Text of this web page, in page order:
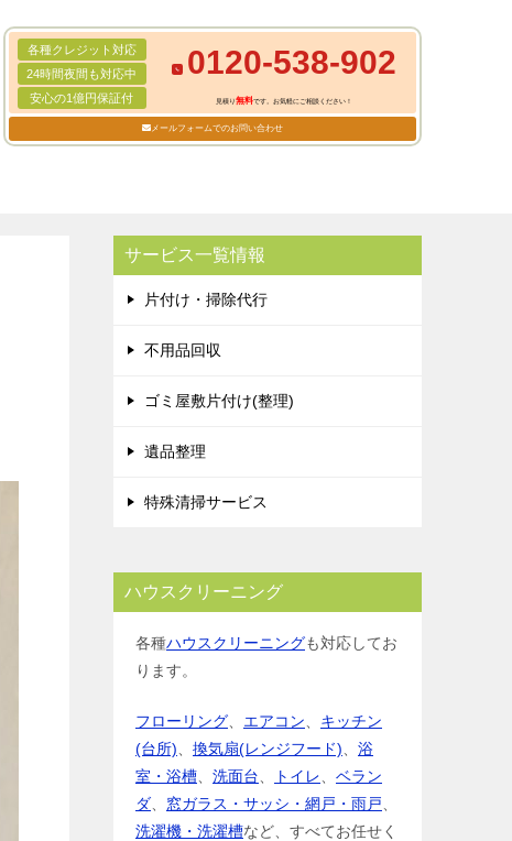
各種クレジット対応
24時間夜間も対応中
安心の1億円保証付
0120-538-902
見積り無料です。お気軽にご相談ください！
メールフォームでのお問い合わせ
サービス一覧情報
片付け・掃除代行
不用品回収
ゴミ屋敷片付け(整理)
遺品整理
特殊清掃サービス
ハウスクリーニング
各種ハウスクリーニングも対応してお
ります。
フローリング エアコン
キッチン
(台所)
換気扇(レンジフード)
浴
室・浴槽
洗面台 トイレ
ベラン
ダ
窓ガラス・サッシ・網戸・雨戸
洗濯機・洗濯槽など、すべてお任せく